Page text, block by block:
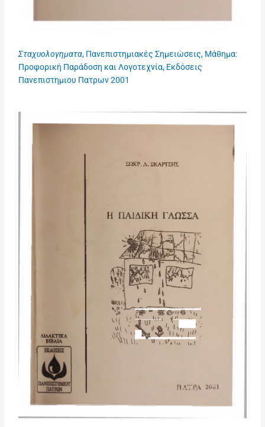
Σταχυολογηματα, Πανεπιστημιακές Σημειώσεις, Μάθημα:
Προφορική Παράδοση και Λογοτεχνία, Εκδόσεις
Πανεπιστημιου Πατρων 2001